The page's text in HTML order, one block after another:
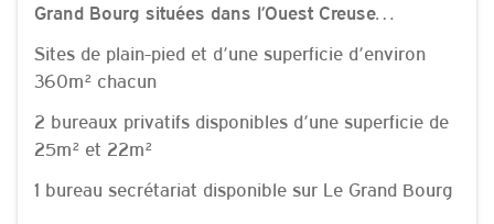
Grand Bourg situées dans l’Ouest Creuse…
Sites de plain-pied et d’une superficie d’environ
360m² chacun
2 bureaux privatifs disponibles d’une superficie de
25m² et 22m²
1 bureau secrétariat disponible sur Le Grand Bourg